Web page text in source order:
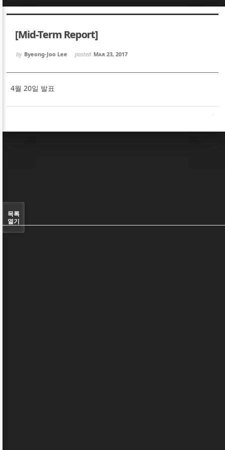
[Mid-Term Report]
by Byeong-Joo Lee posted Mar 23, 2017
4월 20일 발표
목록
열기
Sketchbook5, 스케치북5
Sketchbook5, 스케치북5
Sketchbook5, 스케치북5
Sketchbook5, 스케치북5